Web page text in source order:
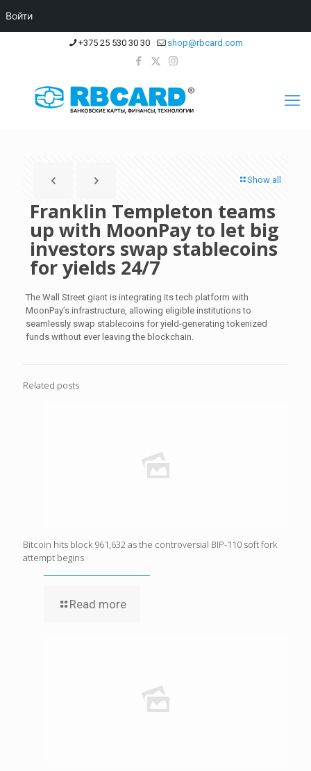
+375 25 530 30 30 shop@rbcard.com
Show all
Franklin Templeton teams
up with MoonPay to let big
investors swap stablecoins
for yields 24/7
The Wall Street giant is integrating its tech platform with
MoonPay’s infrastructure, allowing eligible institutions to
seamlessly swap stablecoins for yield-generating tokenized
funds without ever leaving the blockchain.
Related posts
Bitcoin hits block 961,632 as the controversial BIP-110 soft fork
attempt begins
Read more
Войти